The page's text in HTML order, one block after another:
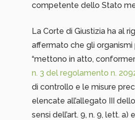
competente dello Stato
La Corte di Giustizia ha al
affermato che gli organismi
“mettono in atto,
n. 3 del regolamento n.
di controllo e le misure
elencate all’allegato III dello
sensi dell’art. 9, n. 9, lett. a)